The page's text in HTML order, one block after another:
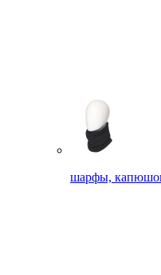
шарфы,